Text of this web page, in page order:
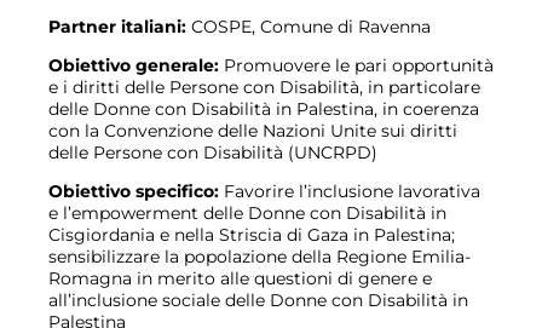
Partner italiani: COSPE, Comune di Ravenna
Obiettivo generale: Promuovere le pari opportunità
e i diritti delle Persone con Disabilità, in particolare
delle Donne con Disabilità in Palestina, in coerenza
con la Convenzione delle Nazioni Unite sui diritti
delle Persone con Disabilità (UNCRPD)
Obiettivo specifico: Favorire l’inclusione lavorativa
e l’empowerment delle Donne con Disabilità in
Cisgiordania e nella Striscia di Gaza in Palestina;
sensibilizzare la popolazione della Regione Emilia-
Romagna in merito alle questioni di genere e
all’inclusione sociale delle Donne con Disabilità in
Palestina